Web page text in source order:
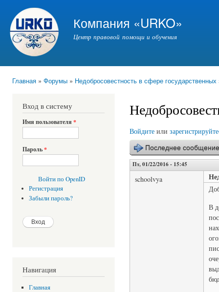
Компания «URKO»
Центр правовой помощи и обучения
Главная » Форумы » Недобросовестность в сфере государственных
Вход в систему
Имя пользователя *
Пароль*
Войти по OpenID
Регистрация
Забыли пароль?
Навигация
Главная
Войдите или
Последнее сообщение
Пт, 01/22/2016 - 15:45
schoolvya
В